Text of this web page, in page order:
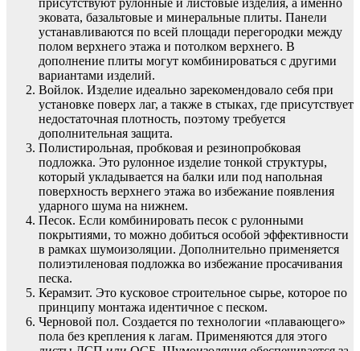
присутствуют рулонные и листовые изделия, а именно
эковата, базальтовые и минеральные плиты. Панели
устанавливаются по всей площади перегородки между
полом верхнего этажа и потолком верхнего. В
дополнение плиты могут комбинироваться с другими
вариантами изделий.
Войлок. Изделие идеально зарекомендовало себя при
установке поверх лаг, а также в стыках, где присутствует
недостаточная плотность, поэтому требуется
дополнительная защита.
Полистирольная, пробковая и резинопробковая
подложка. Это рулонное изделие тонкой структуры,
который укладывается на балки или под напольная
поверхность верхнего этажа во избежание появления
ударного шума на нижнем.
Песок. Если комбинировать песок с рулонными
покрытиями, то можно добиться особой эффективности
в рамках шумоизоляции. Дополнительно применяется
полиэтиленовая подложка во избежание просачивания
песка.
Керамзит. Это кусковое строительное сырье, которое по
принципу монтажа идентичное с песком.
Черновой пол. Создается по технологии «плавающего»
пола без крепления к лагам. Применяются для этого